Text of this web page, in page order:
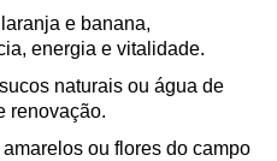
e banana,
energia e vitalidade.
naturais ou água de
renovação.
ou flores do campo